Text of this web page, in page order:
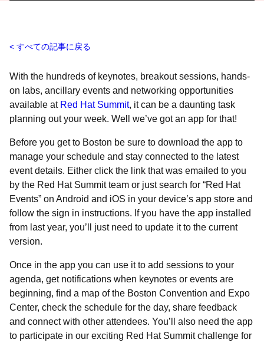
すべての記事に戻る
With the hundreds of keynotes, breakout sessions, hands-
on labs, ancillary events and networking opportunities
available at Red Hat Summit, it can be a daunting task
planning out your week. Well we’ve got an app for that!
Before you get to Boston be sure to download the app to
manage your schedule and stay connected to the latest
event details. Either click the link that was emailed to you
by the Red Hat Summit team or just search for “Red Hat
Events” on Android and iOS in your device’s app store and
follow the sign in instructions. If you have the app installed
from last year, you’ll just need to update it to the current
version.
Once in the app you can use it to add sessions to your
agenda, get notifications when keynotes or events are
beginning, find a map of the Boston Convention and Expo
Center, check the schedule for the day, share feedback
and connect with other attendees. You’ll also need the app
to participate in our exciting Red Hat Summit challenge for